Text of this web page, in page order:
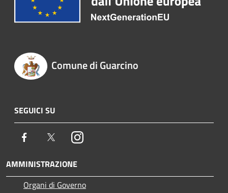
Comune di Guarcino
SEGUICI SU
Facebook TwitterInstagram
AMMINISTRAZIONE
Organi di Governo